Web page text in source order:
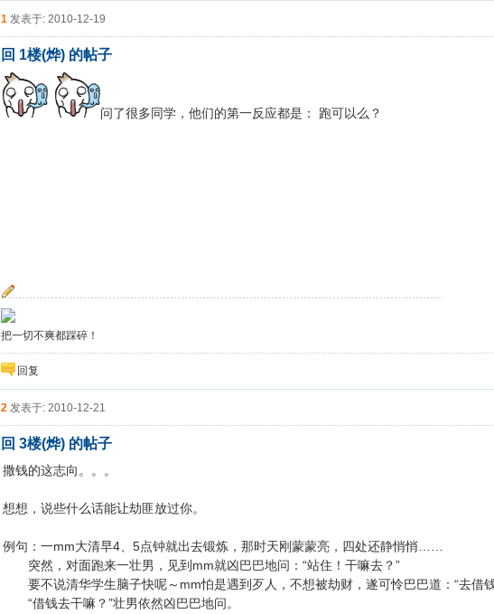
1 发表于: 2010-12-19
回 1楼(烨) 的帖子
问了很多同学，他们的第一反应都是： 跑可以么？
把一切不爽都踩碎！
回复
2 发表于: 2010-12-21
回 3楼(烨) 的帖子
撒钱的这志向。。。
想想，说些什么话能让劫匪放过你。
例句：一mm大清早4、5点钟就出去锻炼，那时天刚蒙蒙亮，四处还静悄悄……
突然，对面跑来一壮男，见到mm就凶巴巴地问：“站住！干嘛去？”
要不说清华学生脑子快呢～mm怕是遇到歹人，不想被劫财，遂可怜巴巴道：“去借
“借钱去干嘛？”壮男依然凶巴巴地问。